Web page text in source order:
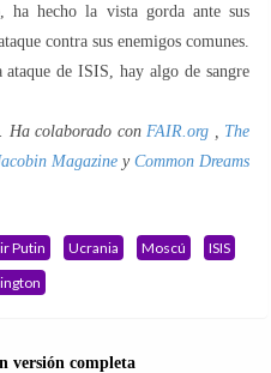
ha hecho la vista gorda ante sus
contra sus enemigos comunes.
de ISIS, hay algo de sangre
Ha colaborado con FAIR.org
The
Magazine y Common Dreams
Putin Ucrania Moscú
ISIS
versión completa